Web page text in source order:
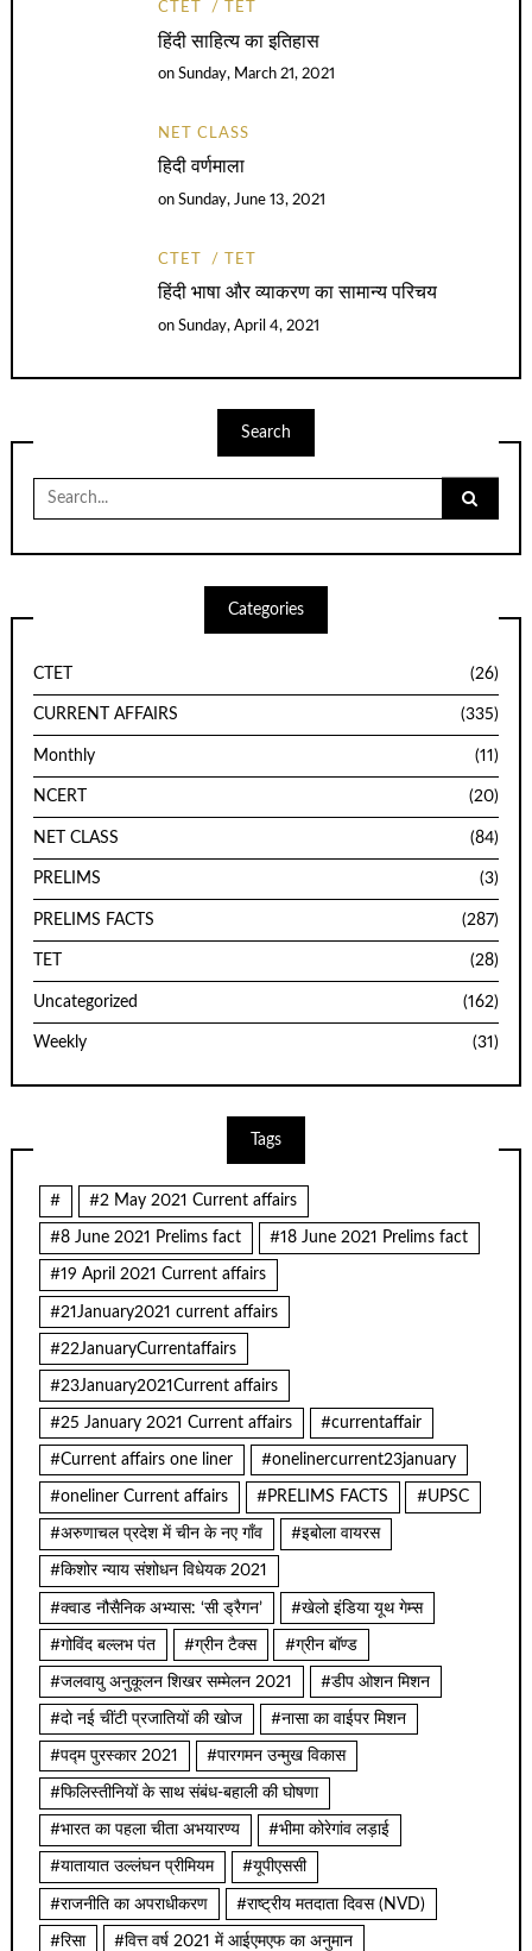
CTET TET
हिंदी साहित्य का इतिहास
onSunday, March 21, 2021
NET CLASS
हिदी वर्णमाला
onSunday, June 13, 2021
CTET TET
हिंदी भाषा और व्याकरण का सामान्य परिचय
onSunday, April 4, 2021
Search
Search
for:
Categories
CTET (26)
CURRENT AFFAIRS (335)
Monthly (11)
NCERT (20)
NET CLASS (84)
PRELIMS (3)
PRELIMS FACTS (287)
TET (28)
Uncategorized (162)
Weekly (31)
Tags
# #2 May 2021 Current affairs
#8 June 2021 Prelims fact #18 June 2021 Prelims fact
#19 April 2021 Current affairs
#21January2021 current affairs
#22JanuaryCurrentaffairs
#23January2021Current affairs
#25 January 2021 Current affairs #currentaffair
#Current affairs one liner #onelinercurrent23january
#oneliner Current affairs #PRELIMS FACTS #UPSC
#अरुणाचल प्रदेश में चीन के नए गाँव #इबोला वायरस
#किशोर न्याय संशोधन विधेयक 2021
#क्वाड नौसैनिक अभ्यास: ‘सी ड्रैगन’ #खेलो इंडिया यूथ गेम्स
#गोविंद बल्लभ पंत #ग्रीन टैक्स #ग्रीन बॉण्ड
#जलवायु अनुकूलन शिखर सम्मेलन 2021 #डीप ओशन मिशन
#दो नई चींटी प्रजातियों की खोज #नासा का वाईपर मिशन
#पद्म पुरस्कार 2021 #पारगमन उन्मुख विकास
#फिलिस्तीनियों के साथ संबंध-बहाली की घोषणा
#भारत का पहला चीता अभयारण्य #भीमा कोरेगांव लड़ाई
#यातायात उल्लंघन प्रीमियम #यूपीएससी
#राजनीति का अपराधीकरण #राष्ट्रीय मतदाता दिवस (NVD)
#रिसा #वित्त वर्ष 2021 में आईएमएफ का अनुमान